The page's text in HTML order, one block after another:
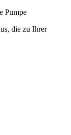
Pumpe
die zu Ihrer